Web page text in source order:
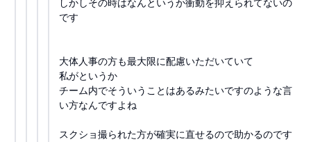
しかしその時はなんというか衝動を抑えられてないの
です
大体人事の方も最大限に配慮いただいていて
私がというか
チーム内でそういうことはあるみたいですのような言
い方なんですよね
スクショ撮られた方が確実に直せるので助かるのです